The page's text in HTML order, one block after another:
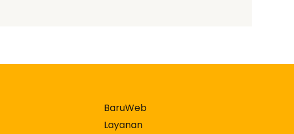
BaruWeb
Layanan